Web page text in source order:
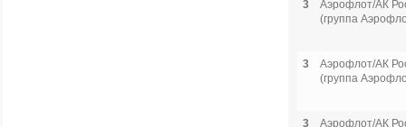
3
Аэрофлот/АК
(группа
3
Аэрофлот/АК
(группа
3
Аэрофлот/АК